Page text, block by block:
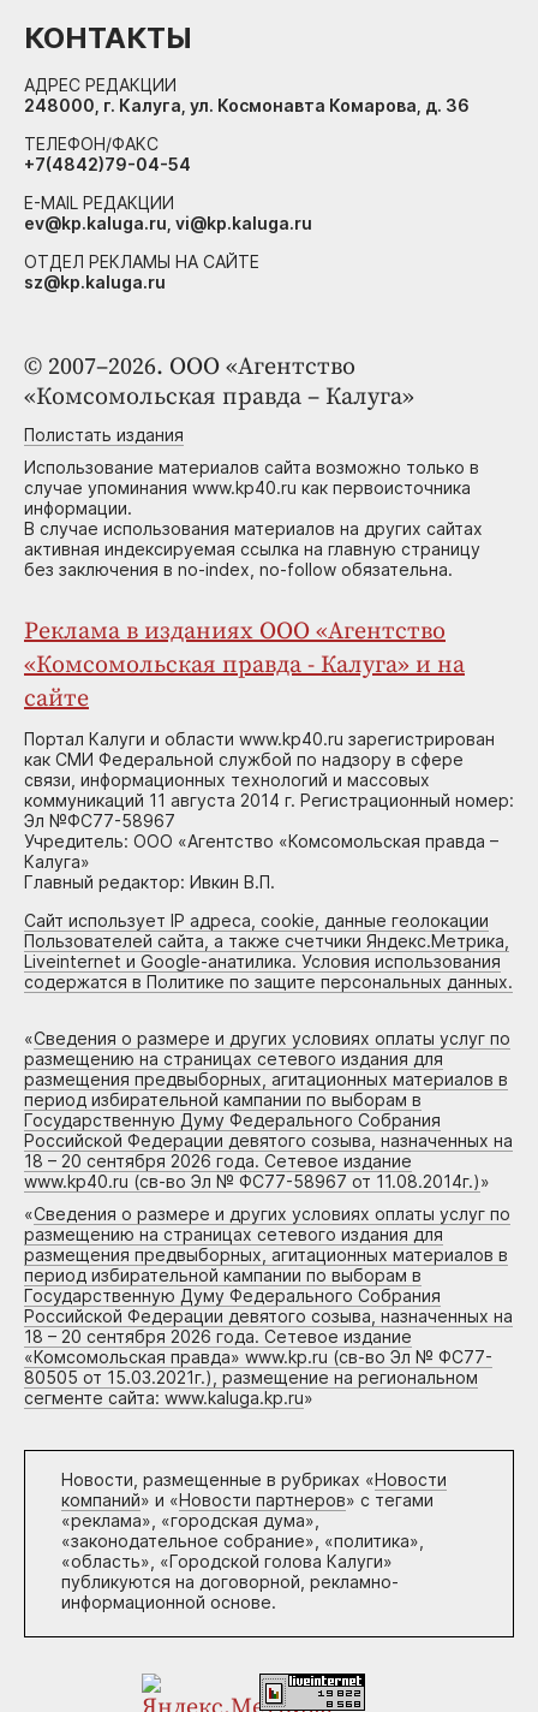
© 2007–2026. ООО «Агентство
«Комсомольская правда – Калуга»
Полистать издания
Использование материалов сайта возможно только в
случае упоминания www.kp40.ru как первоисточника
информации.
В случае использования материалов на других сайтах
активная индексируемая ссылка на главную страницу
без заключения в no-index, no-follow обязательна.
Реклама в изданиях ООО «Агентство
«Комсомольская правда - Калуга» и на
сайте
Портал Калуги и области www.kp40.ru зарегистрирован
как СМИ Федеральной службой по надзору в сфере
связи, информационных технологий и массовых
коммуникаций 11 августа 2014 г. Регистрационный номер:
Эл №ФС77-58967
Учредитель: ООО «Агентство «Комсомольская правда –
Калуга»
Главный редактор: Ивкин В.П.
Сайт использует IP адреса, cookie, данные геолокации
Пользователей сайта, а также счетчики Яндекс.Метрика,
Liveinternet и Google-анатилика. Условия использования
содержатся в Политике по защите персональных данных.
«Сведения о размере и других условиях оплаты услуг по
размещению на страницах сетевого издания для
размещения предвыборных, агитационных материалов в
период избирательной кампании по выборам в
Государственную Думу Федерального Собрания
Российской Федерации девятого созыва, назначенных на
18 – 20 сентября 2026 года. Сетевое издание
www.kp40.ru (св-во Эл № ФС77-58967 от 11.08.2014г.)»
«Сведения о размере и других условиях оплаты услуг по
размещению на страницах сетевого издания для
размещения предвыборных, агитационных материалов в
период избирательной кампании по выборам в
Государственную Думу Федерального Собрания
Российской Федерации девятого созыва, назначенных на
18 – 20 сентября 2026 года. Сетевое издание
«Комсомольская правда» www.kp.ru (св-во Эл № ФС77-
80505 от 15.03.2021г.), размещение на региональном
сегменте сайта: www.kaluga.kp.ru»
Новости, размещенные в рубриках «Новости
компаний» и «Новости партнеров» с тегами
«реклама», «городская дума»,
«законодательное собрание», «политика»,
«область», «Городской голова Калуги»
публикуются на договорной, рекламно-
информационной основе.
КОНТАКТЫ
АДРЕС РЕДАКЦИИ
248000, г. Калуга, ул. Космонавта Комарова, д. 36
ТЕЛЕФОН/ФАКС
+7(4842)79-04-54
E-MAIL РЕДАКЦИИ
ev@kp.kaluga.ru, vi@kp.kaluga.ru
ОТДЕЛ РЕКЛАМЫ НА САЙТЕ
sz@kp.kaluga.ru